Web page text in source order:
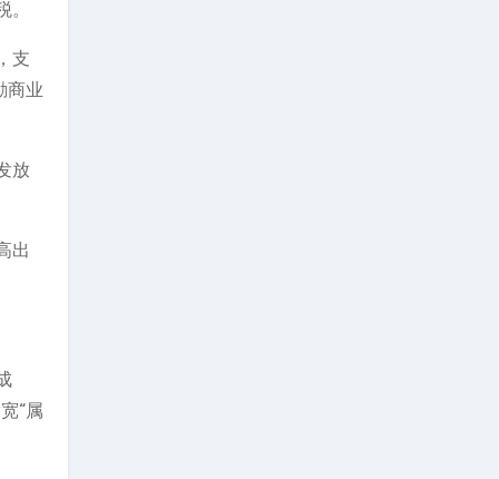
支
商业
放
出
“属